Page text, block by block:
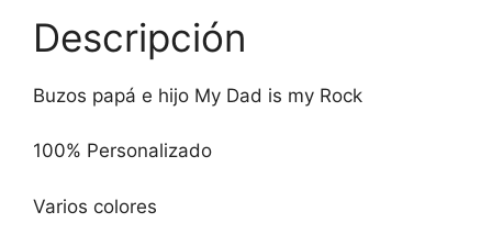
Descripción
Buzos papá e hijo My Dad is my Rock
100% Personalizado
Varios colores